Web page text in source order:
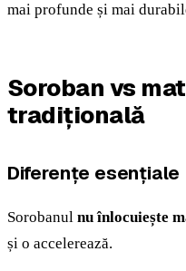
mai profunde și mai
Soroban vs
tradițională
Diferențe esențiale
Sorobanul nu înlocuiește
și o accelerează.